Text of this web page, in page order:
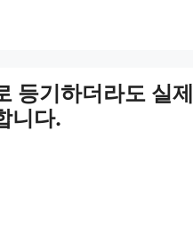
등기하더라도 실제
니다.